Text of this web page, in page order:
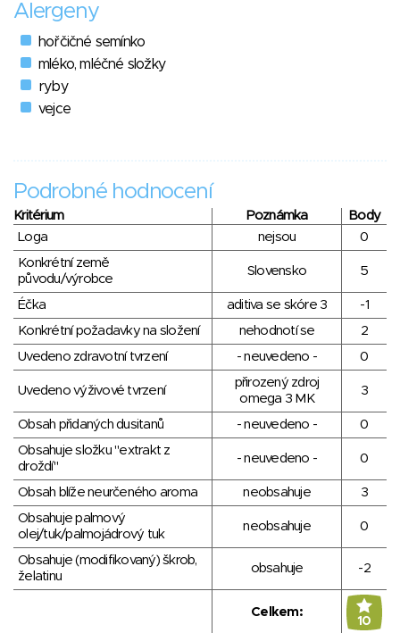
Alergeny
hořčičné semínko
mléko, mléčné složky
ryby
vejce
Podrobné hodnocení
Kritérium Poznámka
Body
Loga
nejsou
0
Konkrétní země
původu/výrobce
Slovensko 5
Éčka aditiva se skóre 3
-1
Konkrétní požadavky na složení
nehodnotí se
2
Uvedeno zdravotní tvrzení
- neuvedeno - 0
Uvedeno výživové tvrzení
přirozený zdroj
omega 3 MK
3
Obsah přidaných dusitanů - neuvedeno -
0
Obsahuje složku "extrakt z
droždí"
- neuvedeno - 0
Obsah blíže neurčeného aroma neobsahuje
3
Obsahuje palmový
olej/tuk/palmojádrový tuk
neobsahuje 0
Obsahuje (modifikovaný) škrob,
želatinu
obsahuje -2
Celkem:
10